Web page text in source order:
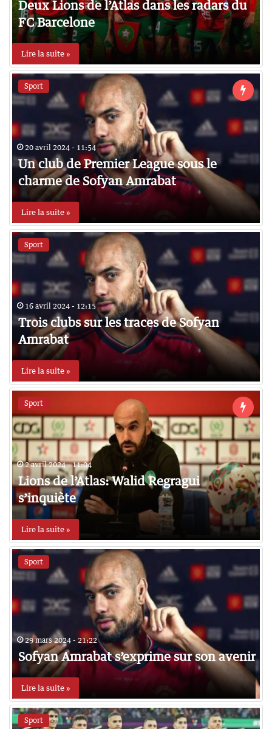
Deux Lions de l’Atlas dans les radars du
FC Barcelone
Lire la suite »
Sport
20 avril 2024 - 11:54
Un club de Premier League sous le
charme de Sofyan Amrabat
Lire la suite »
Sport
16 avril 2024 - 12:15
Trois clubs sur les traces de Sofyan
Amrabat
Lire la suite »
Sport
2 avril 2024 - 11:04
Lions de l’Atlas: Walid Regragui
s’inquiète
Lire la suite »
Sport
29 mars 2024 - 21:22
Sofyan Amrabat s’exprime sur son avenir
Lire la suite »
Sport